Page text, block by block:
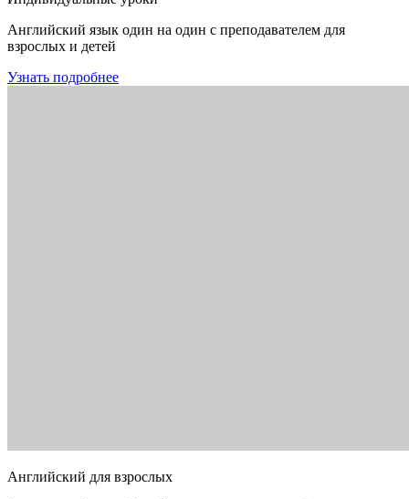
Английский язык один на один с преподавателем для
взрослых и детей
Узнать подробнее
Английский для взрослых